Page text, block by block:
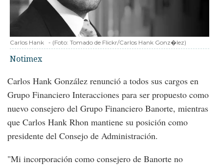
Carlos Hank - (Foto: Tomado de Flickr/Carlos Hank Gonz�lez)
Notimex
Carlos Hank González renunció a todos sus cargos en
Grupo Financiero Interacciones para ser propuesto como
nuevo consejero del Grupo Financiero Banorte, mientras
que Carlos Hank Rhon mantiene su posición como
presidente del Consejo de Administración.
"Mi incorporación como consejero de Banorte no